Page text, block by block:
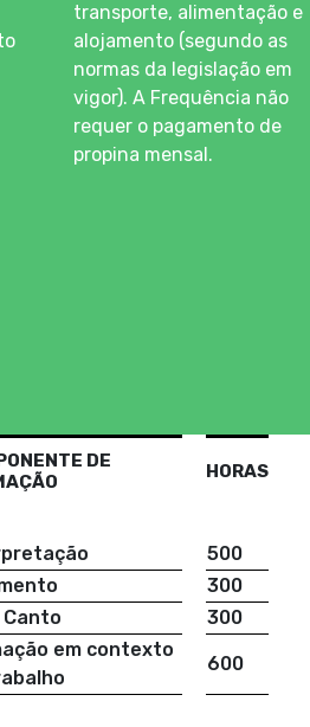
transporte, alimentação e
alojamento (segundo as
normas da legislação em
vigor). A Frequência não
requer o pagamento de
propina mensal.
DE
HORAS
500
300
Canto
300
em contexto
600